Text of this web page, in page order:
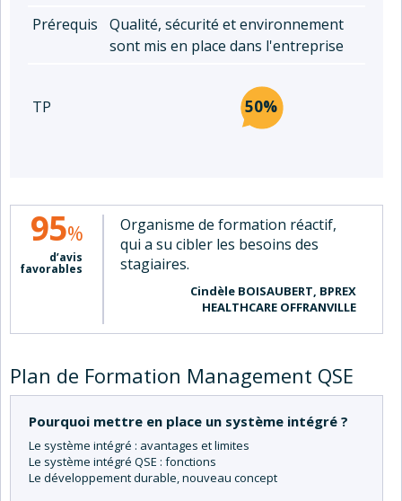
Prérequis
Qualité, sécurité et environnement
sont mis en place dans l'entreprise
TP 50%
95%
d’avis
favorables
Organisme de formation réactif,
qui a su cibler les besoins des
stagiaires.
Cindèle BOISAUBERT, BPREX
HEALTHCARE OFFRANVILLE
Plan de Formation Management QSE
Pourquoi mettre en place un système intégré ?
Le système intégré : avantages et limites
Le système intégré QSE : fonctions
Le développement durable, nouveau concept